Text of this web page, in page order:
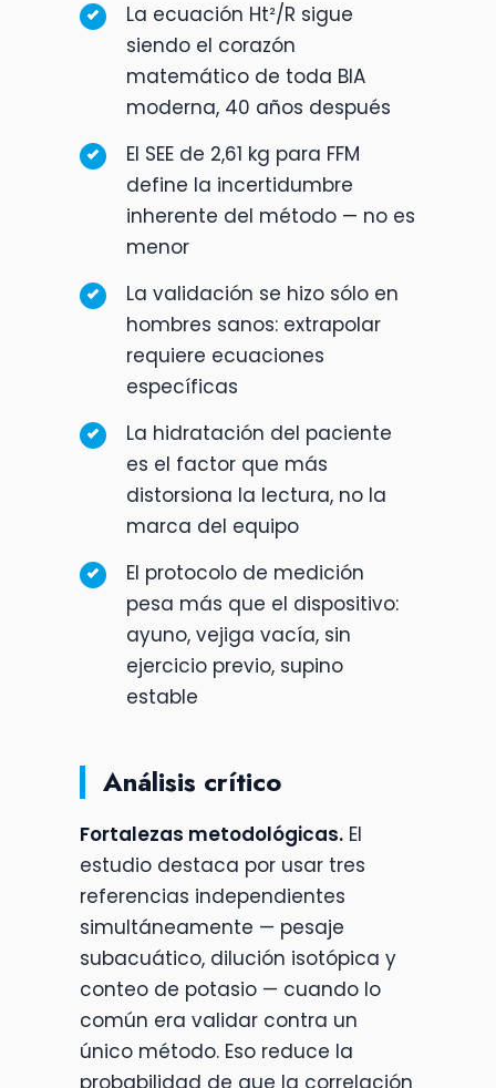
La ecuación Ht²/R sigue
siendo el corazón
matemático de toda BIA
moderna, 40 años después
El SEE de 2,61 kg para FFM
define la incertidumbre
inherente del método — no es
menor
La validación se hizo sólo en
hombres sanos: extrapolar
requiere ecuaciones
específicas
La hidratación del paciente
es el factor que más
distorsiona la lectura, no la
marca del equipo
El protocolo de medición
pesa más que el dispositivo:
ayuno, vejiga vacía, sin
ejercicio previo, supino
estable
Análisis crítico
Fortalezas metodológicas. El
estudio destaca por usar tres
referencias independientes
simultáneamente — pesaje
subacuático, dilución isotópica y
conteo de potasio — cuando lo
común era validar contra un
único método. Eso reduce la